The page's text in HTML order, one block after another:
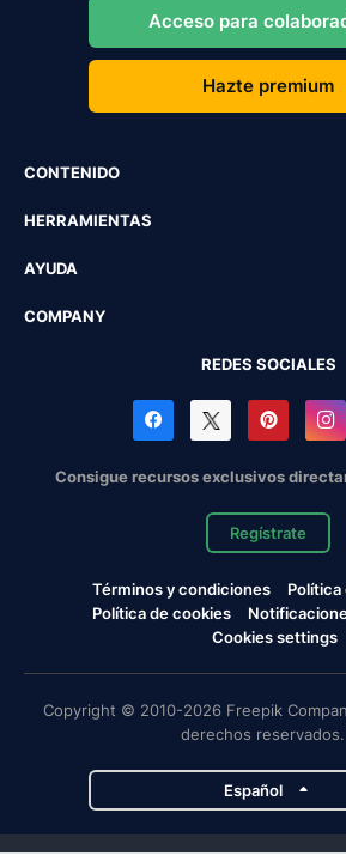
Acceso para
Hazte premium
CONTENIDO
HERRAMIENTAS
AYUDA
COMPANY
REDES SOCIALES
Consigue recursos exclusivos
Regístrate
Términos y condiciones
Política
Política de cookies
Cookies settings
Copyright © 2010-2026 Freepik
derechos reservados.
Español